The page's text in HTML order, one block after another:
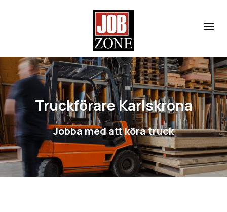
Truckförare Karlskrona
Jobba med att köra truck